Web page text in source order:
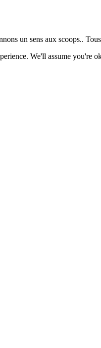
un sens aux scoops..
We'll assume you're